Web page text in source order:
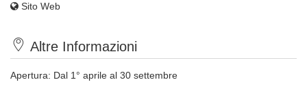
Sito Web
Altre Informazioni
Apertura: Dal 1° aprile al 30 settembre